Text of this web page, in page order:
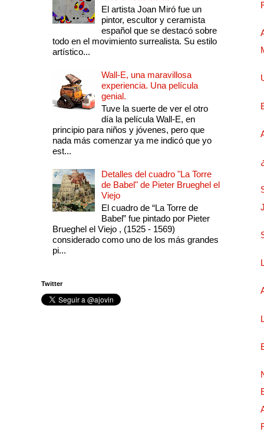
El artista Joan Miró fue un
pintor, escultor y ceramista
español que se destacó sobre
todo en el movimiento surrealista. Su estilo
artístico...
Wall-E, una maravillosa
experiencia. Una película
genial.
Tuve la suerte de ver el otro
día la película Wall-E, en
principio para niños y jóvenes, pero que
nada más comenzar ya me indicó que yo
est...
Detalles del cuadro "La Torre
de Babel" de Pieter Brueghel el
Viejo
El cuadro de “La Torre de
Babel” fue pintado por Pieter
Brueghel el Viejo , (1525 - 1569)
considerado como uno de los más grandes
pi...
Twitter